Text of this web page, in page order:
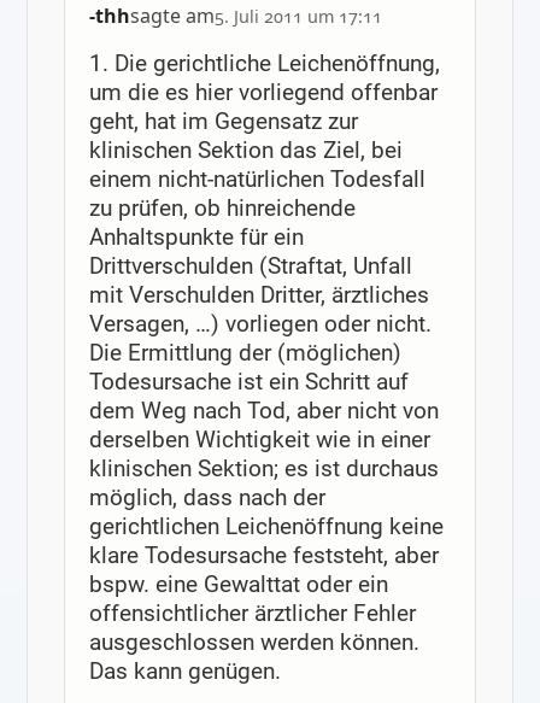
-thhsagte am5. Juli 2011 um 17:11
1. Die gerichtliche Leichenöffnung,
um die es hier vorliegend offenbar
geht, hat im Gegensatz zur
klinischen Sektion das Ziel, bei
einem nicht-natürlichen Todesfall
zu prüfen, ob hinreichende
Anhaltspunkte für ein
Drittverschulden (Straftat, Unfall
mit Verschulden Dritter, ärztliches
Versagen, …) vorliegen oder nicht.
Die Ermittlung der (möglichen)
Todesursache ist ein Schritt auf
dem Weg nach Tod, aber nicht von
derselben Wichtigkeit wie in einer
klinischen Sektion; es ist durchaus
möglich, dass nach der
gerichtlichen Leichenöffnung keine
klare Todesursache feststeht, aber
bspw. eine Gewalttat oder ein
offensichtlicher ärztlicher Fehler
ausgeschlossen werden können.
Das kann genügen.